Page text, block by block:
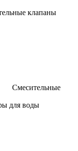
клапаны
Смесительные
для воды